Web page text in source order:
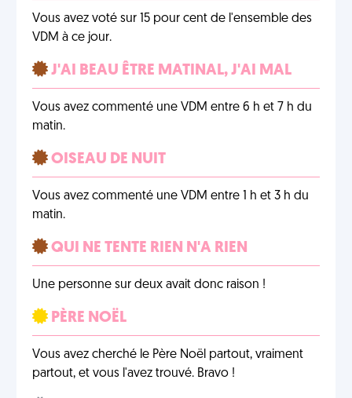
Vous avez voté sur 15 pour cent de l'ensemble des
VDM à ce jour.
J'AI BEAU ÊTRE MATINAL, J'AI MAL
Vous avez commenté une VDM entre 6 h et 7 h du
matin.
OISEAU DE NUIT
Vous avez commenté une VDM entre 1 h et 3 h du
matin.
QUI NE TENTE RIEN N'A RIEN
Une personne sur deux avait donc raison !
PÈRE NOËL
Vous avez cherché le Père Noël partout, vraiment
partout, et vous l'avez trouvé. Bravo !